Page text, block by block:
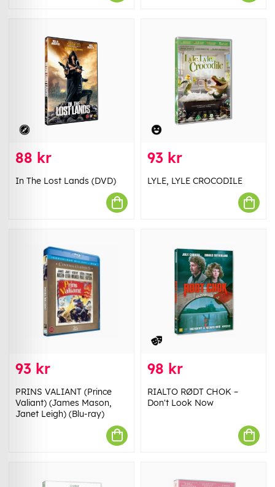
88 kr
In The Lost Lands (DVD)
93 kr
LYLE, LYLE CROCODILE
93 kr
PRINS VALIANT (Prince
Valiant) (James Mason,
Janet Leigh) (Blu-ray)
98 kr
RIALTO RØDT CHOK –
Don't Look Now